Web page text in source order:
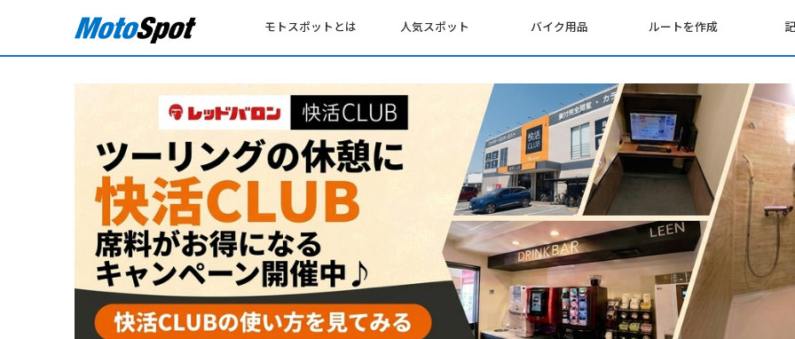
モトスポットとは 人気スポット バイク用品 ルートを作成